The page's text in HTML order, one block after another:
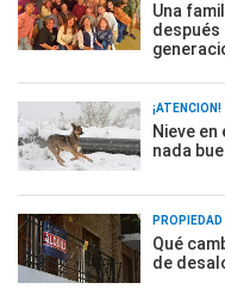
Una
después
¡ATENCIÓN!
Nieve
nada
Qué
de